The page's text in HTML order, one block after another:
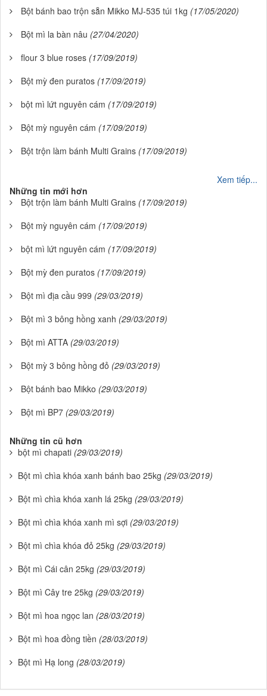
Bột bánh bao trộn sẵn Mikko MJ-535 túi 1kg (17/05/2020)
Bột mì la bàn nâu (27/04/2020)
flour 3 blue roses (17/09/2019)
Bột mỳ đen puratos (17/09/2019)
bột mì lứt nguyên cám (17/09/2019)
Bột mỳ nguyên cám (17/09/2019)
Bột trộn làm bánh Multi Grains (17/09/2019)
Xem tiếp...
Những tin mới hơn
Bột trộn làm bánh Multi Grains (17/09/2019)
Bột mỳ nguyên cám (17/09/2019)
bột mì lứt nguyên cám (17/09/2019)
Bột mỳ đen puratos (17/09/2019)
Bột mì địa cầu 999 (29/03/2019)
Bột mì 3 bông hồng xanh (29/03/2019)
Bột mì ATTA (29/03/2019)
Bột mỳ 3 bông hồng đỏ (29/03/2019)
Bột bánh bao Mikko (29/03/2019)
Bột mì BP7 (29/03/2019)
Những tin cũ hơn
bột mì chapati (29/03/2019)
Bột mì chìa khóa xanh bánh bao 25kg (29/03/2019)
Bột mì chìa khóa xanh lá 25kg (29/03/2019)
Bột mì chìa khóa xanh mì sợi (29/03/2019)
Bột mì chìa khóa đỏ 25kg (29/03/2019)
Bột mì Cái cân 25kg (29/03/2019)
Bột mì Cây tre 25kg (29/03/2019)
Bột mì hoa ngọc lan (28/03/2019)
Bột mì hoa đồng tiền (28/03/2019)
Bột mì Hạ long (28/03/2019)